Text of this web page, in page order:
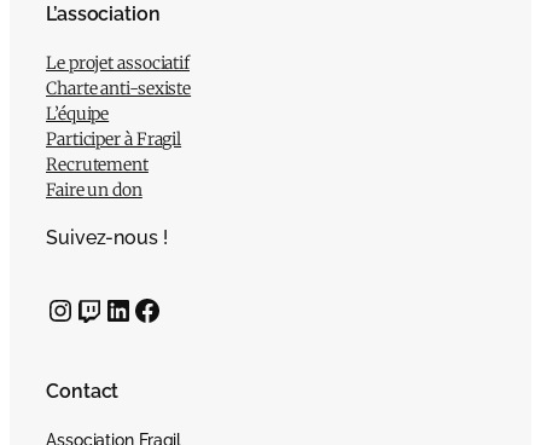
L’association
Le projet associatif
Charte anti-sexiste
L’équipe
Participer à Fragil
Recrutement
Faire un don
Suivez-nous !
InstagramTwitch LinkedIn Facebook
Contact
Association Fragil